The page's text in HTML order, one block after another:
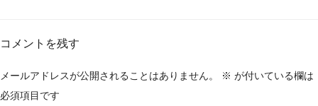
コメントを残す
メールアドレスが公開されることはありません。 ※ が付いている欄は
必須項目です